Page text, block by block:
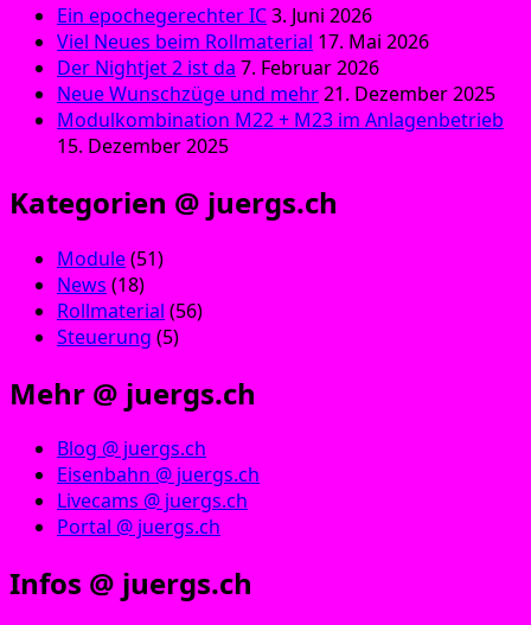
Ein epochegerechter IC3. Juni 2026
Viel Neues beim Rollmaterial 17. Mai 2026
Der Nightjet 2 ist da 7. Februar 2026
Neue Wunschzüge und mehr21. Dezember 2025
Modulkombination M22 + M23 im Anlagenbetrieb
15. Dezember 2025
Kategorien @ juergs.ch
Module(51)
News (18)
Rollmaterial (56)
Steuerung (5)
Mehr @ juergs.ch
Blog @ juergs.ch
Eisenbahn @ juergs.ch
Livecams @ juergs.ch
Portal @ juergs.ch
Infos @ juergs.ch